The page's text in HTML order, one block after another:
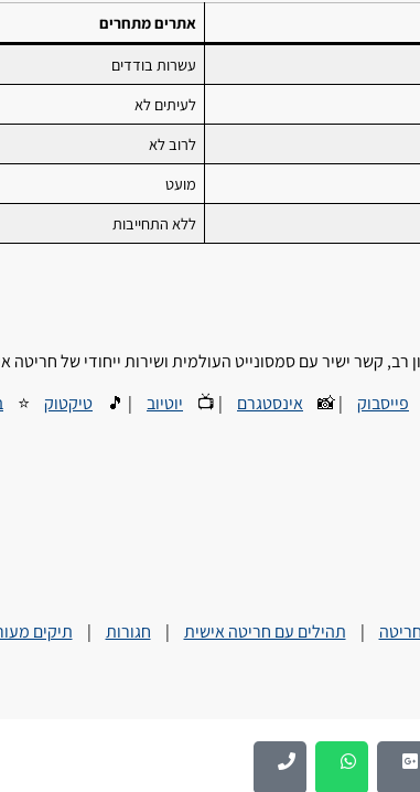
אתרים מתחרים
עשרות בודדים
לעיתים לא
לרוב לא
מועט
ללא התחייבות
קשר ישיר עם סמסונייט העולמית ושירות ייחודי של חריטה
פייסבוק | 📸 אינסטגרם | 📺 יוטיוב | 🎵 טיקטוק ⭐
| תהילים עם חריטה אישית | חגורות | תיקים